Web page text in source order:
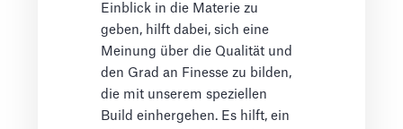
Einblick in die Materie zu
geben, hilft dabei, sich eine
Meinung über die Qualität und
den Grad an Finesse zu bilden,
die mit unserem speziellen
Build einhergehen. Es hilft, ein